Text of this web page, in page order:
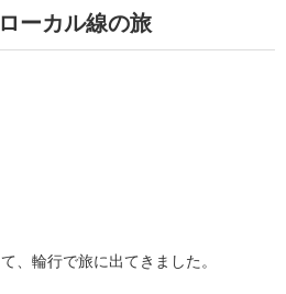
ーカル線の旅
、輪行で旅に出てきました。